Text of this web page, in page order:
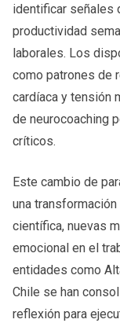
identificar señales
productividad
laborales. Los
como patrones de
cardíaca y tensión
de neurocoaching
críticos.
Este cambio de
una
científica, nuevas
emocional en el
entidades como
Chile se han
reflexión para